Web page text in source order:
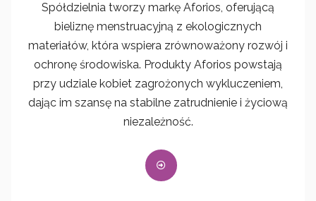
Spółdzielnia tworzy markę Aforios, oferującą
bieliznę menstruacyjną z ekologicznych
materiałów, która wspiera zrównoważony rozwój i
ochronę środowiska. Produkty Aforios powstają
przy udziale kobiet zagrożonych wykluczeniem,
dając im szansę na stabilne zatrudnienie i życiową
niezależność.